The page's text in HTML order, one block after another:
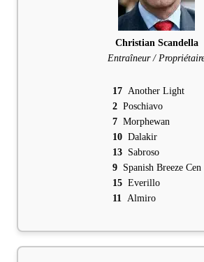
Christian Scandella
Entraîneur /
17Another Light
2Poschiavo
7Morphewan
10Dalakir
13Sabroso
9Spanish Breeze Cen
15Everillo
11 Almiro